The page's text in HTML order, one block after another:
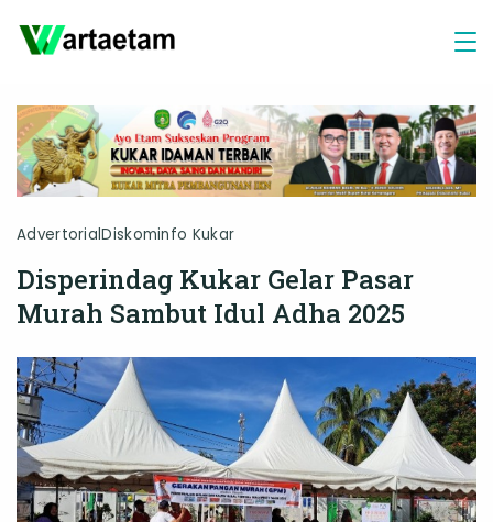
AdvertorialDiskominfo Kukar
Disperindag Kukar Gelar Pasar
Murah Sambut Idul Adha 2025